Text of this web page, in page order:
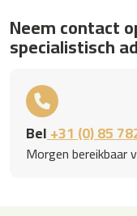
Neem contact
specialistisch
Bel+31 (0) 85
Morgen bereikbaar